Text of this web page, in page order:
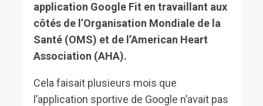
application Google Fit en travaillant aux
côtés de l’Organisation Mondiale de la
Santé (OMS) et de l’American Heart
Association (AHA).
Cela faisait plusieurs mois que
l’application sportive de Google n’avait pas